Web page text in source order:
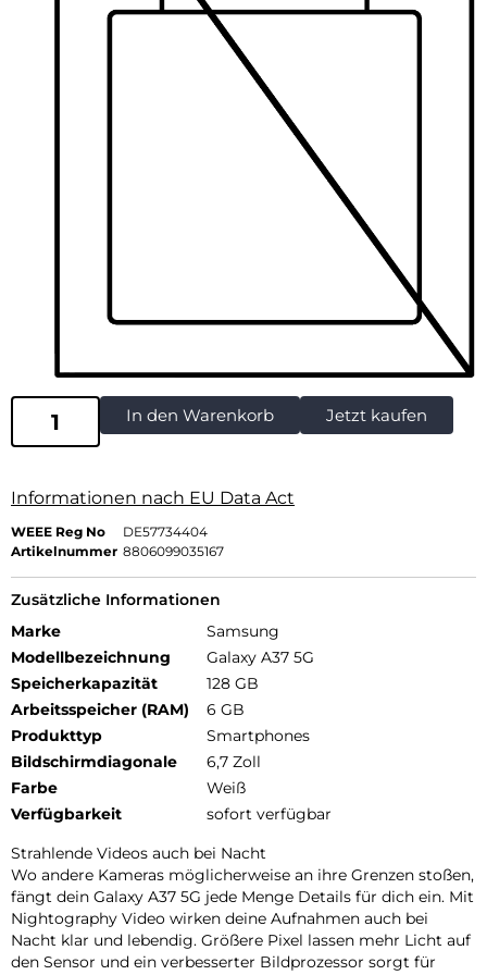
In den Warenkorb Jetzt kaufen
Informationen nach EU Data Act
WEEE Reg No
DE57734404
Artikelnummer 8806099035167
Zusätzliche Informationen
Marke
Samsung
Modellbezeichnung
Galaxy A37 5G
Speicherkapazität
128 GB
Arbeitsspeicher (RAM)
6 GB
Produkttyp
Smartphones
Bildschirmdiagonale
6,7 Zoll
Farbe
Weiß
Verfügbarkeit
sofort verfügbar
Strahlende Videos auch bei Nacht
Wo andere Kameras möglicherweise an ihre Grenzen stoßen,
fängt dein Galaxy A37 5G jede Menge Details für dich ein. Mit
Nightography Video wirken deine Aufnahmen auch bei
Nacht klar und lebendig. Größere Pixel lassen mehr Licht auf
den Sensor und ein verbesserter Bildprozessor sorgt für